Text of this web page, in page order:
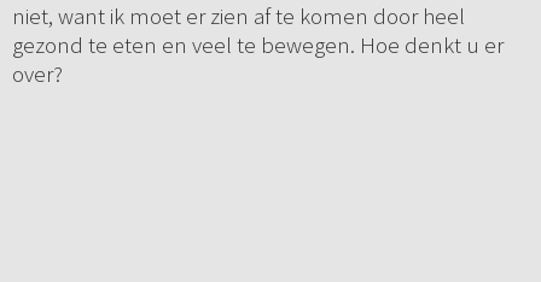
niet, want ik moet er zien af te komen door heel
gezond te eten en veel te bewegen. Hoe denkt u er
over?